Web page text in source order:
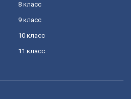
8 класс
9 класс
10 класс
11 класс